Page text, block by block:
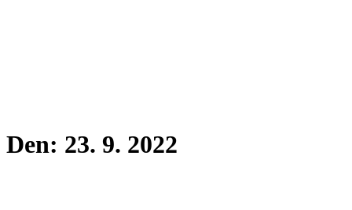
Den: 23. 9. 2022